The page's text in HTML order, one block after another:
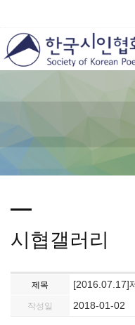
시협갤러리
제목 [2016.07.17]
작성일 2018-01-02